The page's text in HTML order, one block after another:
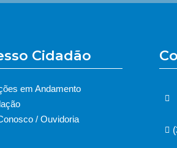
Cidadão
em Andamento
/ Ouvidoria